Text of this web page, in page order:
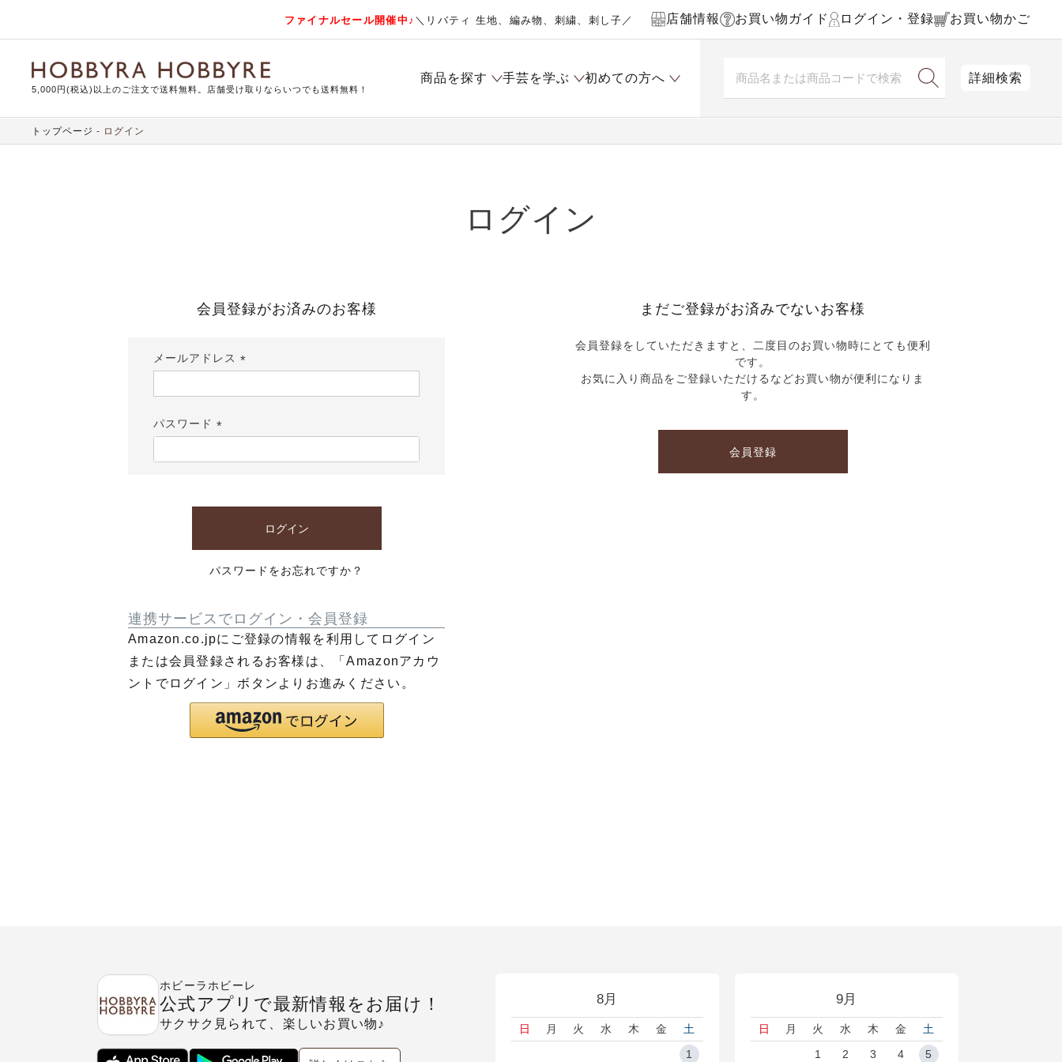
ファイナルセール開催中♪ ＼リバティ 生地、編み物、刺繍、刺し子／ 店舗情報 お買い物ガイド ログイン・登録 お買い物かご
5,000円(税込)以上のご注文で送料無料。店舗受け取りならいつでも送料無料！
商品を探す 手芸を学ぶ 初めての方へ 詳細検索
トップページ ログイン
ログイン
会員登録がお済みのお客様
メールアドレス
須)
パスワード
須)
ログイン
パスワードをお忘れですか？
連携サービスでログイン・会員登録
Amazon.co.jpにご登録の情報を利用してログイン
または会員登録されるお客様は、「Amazonアカウ
ントでログイン」ボタンよりお進みください。
まだご登録がお済みでないお客様
会員登録をしていただきますと、二度目のお買い物時にとても便利
です。
お気に入り商品をご登録いただけるなどお買い物が便利になりま
す。
会員登録
8月
日 月 火 水 木 金
土
1
9月
日 月 火 水 木 金
土
1
2 3 4 5
ホビーラホビーレ
公式アプリで最新情報をお届け！
サクサク見られて、楽しいお買い物♪